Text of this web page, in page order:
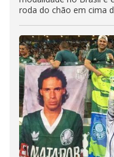
roda do chão em cima